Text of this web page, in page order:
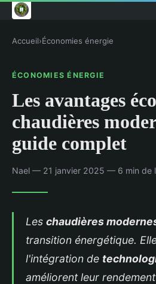
Accueil›Économies énergie
ÉCONOMIES ÉNERGIE
Les avantages
chaudières
guide complet
Nael — 21 janvier 2025 — 6 min de
Les chaudières
transition énergétique.
l'intégration de
améliorent leur